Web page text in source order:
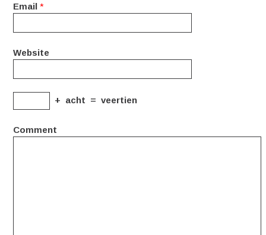
Email *
Website
+ acht = veertien
Comment